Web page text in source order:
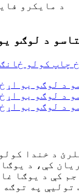
د لوګو
کې د یوګا